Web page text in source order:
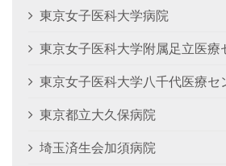
東京女子医科大学病院
東京女子医科大学附属足立医療
東京女子医科大学八千代医療セ
東京都立大久保病院
埼玉済生会加須病院